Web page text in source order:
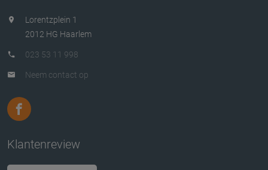
Lorentzplein 1
2012 HG Haarlem
023 53 11 998
Neem contact op
Klantenreview